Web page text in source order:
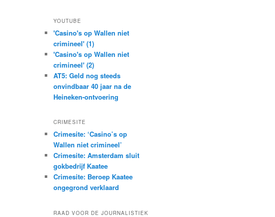
YOUTUBE
'Casino's op Wallen niet
crimineel' (1)
'Casino's op Wallen niet
crimineel' (2)
AT5: Geld nog steeds
onvindbaar 40 jaar na de
Heineken-ontvoering
CRIMESITE
Crimesite: ‘Casino’s op
Wallen niet crimineel’
Crimesite: Amsterdam sluit
gokbedrijf Kaatee
Crimesite: Beroep Kaatee
ongegrond verklaard
RAAD VOOR DE JOURNALISTIEK